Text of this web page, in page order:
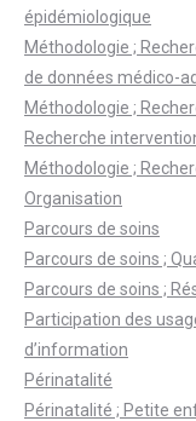
épidémiologique
Méthodologie ;
de données médico-
Méthodologie ;
Recherche
Méthodologie ;
Organisation
Parcours de soins
Parcours de soins ;
Parcours de soins ;
Participation des
d’information
Périnatalité
Périnatalité ; Petite